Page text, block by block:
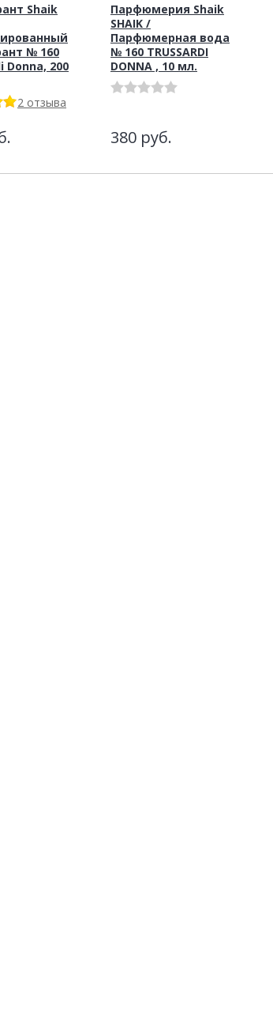
Shaik
№ 160
Donna, 200
2 отзыва
Парфюмерия Shaik
SHAIK /
Парфюмерная вода
№ 160 TRUSSARDI
DONNA , 10 мл.
380 руб.